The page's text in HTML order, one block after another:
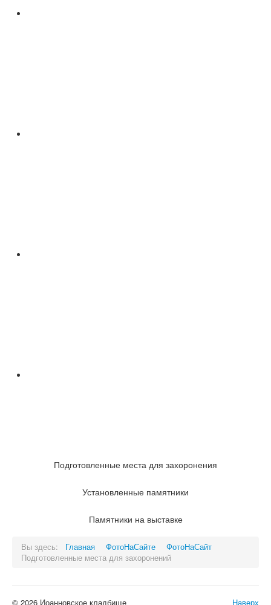
Подготовленные места для захоронения
Установленные памятники
Памятники на выставке
Вы здесь: Главная ФотоНаСайте
ФотоНаСайт
Подготовленные места для захоронений
Наверх
© 2026 Иоанновское кладбище